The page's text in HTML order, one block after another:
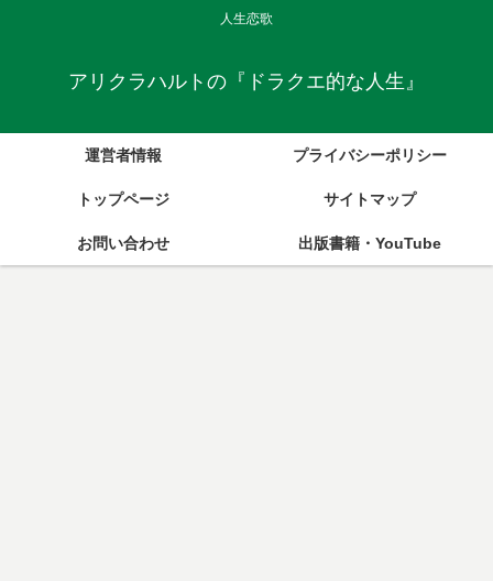
人生恋歌
アリクラハルトの『ドラクエ的な人生』
運営者情報 プライバシーポリシー
トップページ サイトマップ
お問い合わせ 出版書籍・YouTube